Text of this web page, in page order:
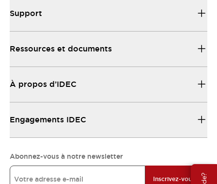
Support
Ressources et documents
À propos d’IDEC
Engagements IDEC
Abonnez-vous à notre newsletter
Inscrivez-vous